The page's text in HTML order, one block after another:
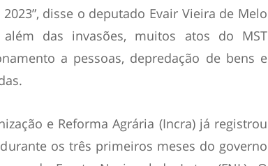
disse o deputado Evair Vieira de Melo
além das invasões, muitos atos do MST
a pessoas, depredação de bens e
e Reforma Agrária (Incra) já registrou
os três primeiros meses do governo